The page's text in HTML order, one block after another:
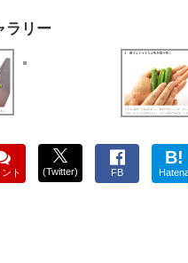
ラリー
ント (Twitter) FB
B!